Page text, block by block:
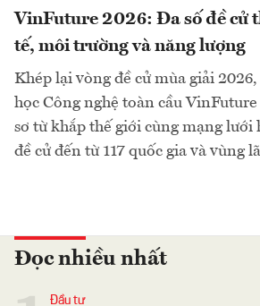
VinFuture 2026: Đa số đề cử
tế, môi trường và năng lượng
Khép lại vòng đề cử mùa giải
học Công nghệ toàn cầu VinFuture
sơ từ khắp thế giới cùng mạng lưới
đề cử đến từ 117 quốc gia và vùng
Đọc nhiều nhất
Đầu tư